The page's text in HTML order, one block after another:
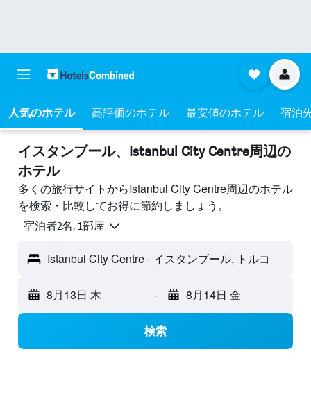
人気のホテル 高評価のホテル 最安値のホテル 宿泊
イスタンブール​、Istanbul City Centre周辺の
ホテル
多くの旅行サイトからIstanbul City Centre周辺のホテル
を検索・比較してお得に節約しましょう。
宿泊者2名, 1​部屋
Istanbul City Centre - イスタンブール, トルコ
8月13日 木 - 8月14日 金
検索